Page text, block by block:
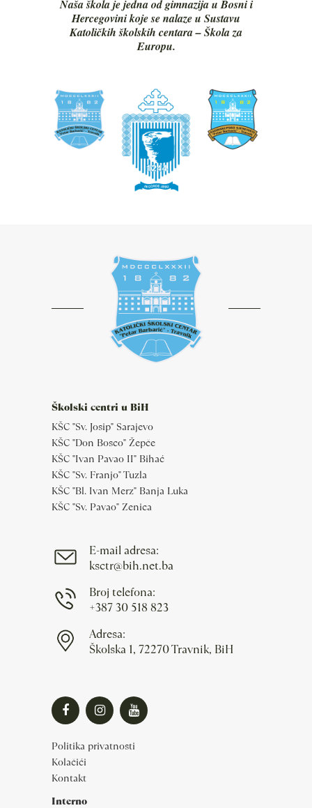
Naša škola je jedna od gimnazija u Bosni i
Hercegovini koje se nalaze u Sustavu
Katoličkih školskih centara – Škola za
Europu.
Školski centri u BiH
KŠC "Sv. Josip" Sarajevo
KŠC "Don Bosco" Žepče
KŠC "Ivan Pavao II" Bihać
KŠC "Sv. Franjo" Tuzla
KŠC "Bl. Ivan Merz" Banja Luka
KŠC "Sv. Pavao" Zenica
E-mail adresa:
ksctr@bih.net.ba
Broj telefona:
+387 30 518 823
Adresa:
Školska 1, 72270 Travnik, BiH
Politika privatnosti
Kolačići
Kontakt
Interno